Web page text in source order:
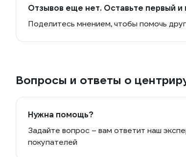
Отзывов еще нет. Оставьте первый и
Поделитесь мнением, чтобы помочь
Вопросы и ответы о
Нужна помощь?
Задайте вопрос – вам ответит наш
покупателей